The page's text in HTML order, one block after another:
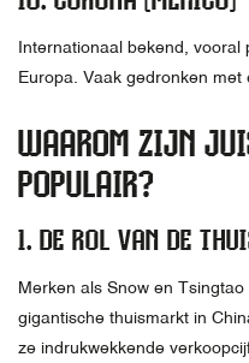
Internationaal bekend, vooral
Europa. Vaak gedronken met
WAAROM ZIJN
POPULAIR?
1. DE ROL VAN DE
Merken als Snow en
gigantische thuismarkt in
ze indrukwekkende